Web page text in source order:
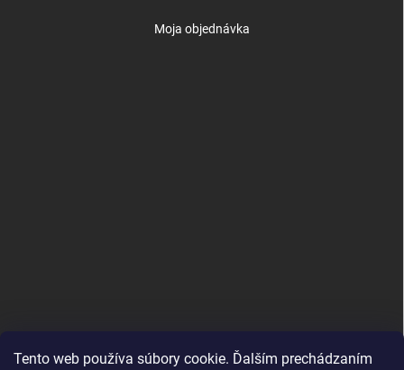
Tento web používa súbory cookie. Ďalším prechádzaním
Moja objednávka